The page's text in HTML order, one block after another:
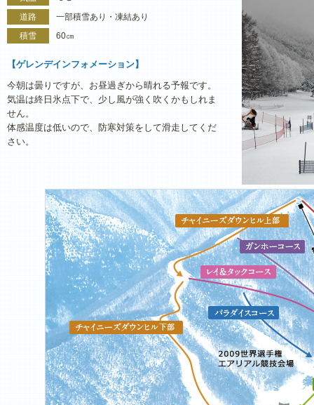
道路
一部積雪あり・凍結あり
積雪
60㎝
【ゲレンデインフォメーション】
今朝は曇りですが、お昼過ぎから晴れる予報です。
気温は終日氷点下で、少し風が強く吹くかもしれま
せん。
体感温度は低いので、防寒対策をして滑走してくだ
さい。